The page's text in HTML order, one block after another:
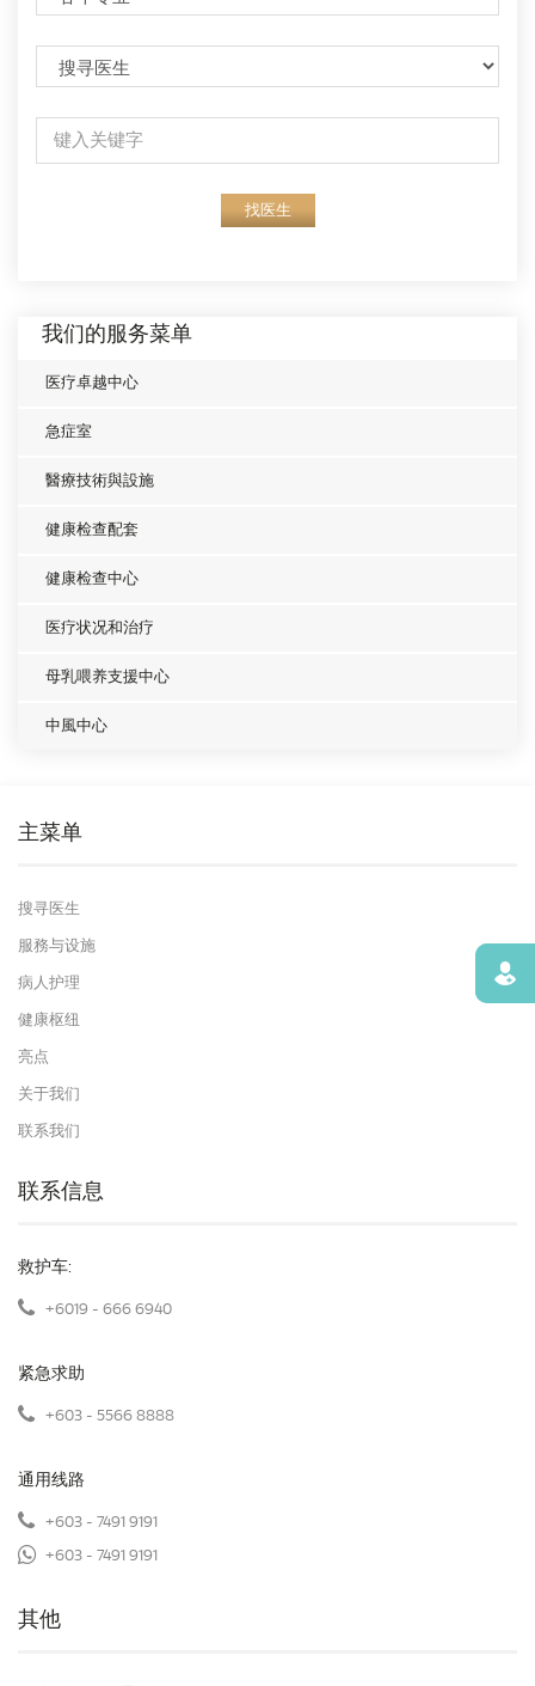
找医生
我们的服务菜单
医疗卓越中心
急症室
醫療技術與設施
健康检查配套
健康检查中心
医疗状况和治疗
母乳喂养支援中心
中風中心
主菜单
搜寻医生
服務与设施
病人护理
健康枢纽
亮点
关于我们
联系我们
联系信息
救护车:
+6019 - 666 6940
紧急求助
+603 - 5566 8888
通用线路
+603 - 7491 9191
+603 - 7491 9191
其他
寻找